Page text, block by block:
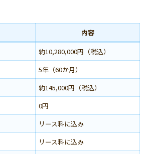
内容
約10,280,000円（税込）
5年（60か月）
約145,000円（税込）
0円
リース料に込み
リース料に込み